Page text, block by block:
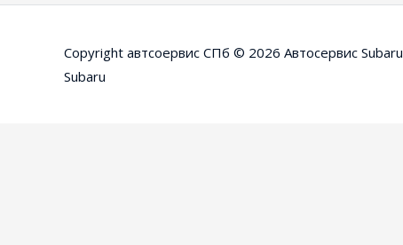
Copyright автсоервис СПб © 2026 Автосервис Subaru
Subaru